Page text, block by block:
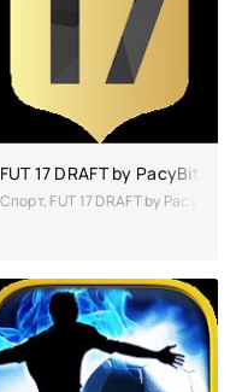
(Мод много денег)
футбола, в котором
FUT 17 DRAFT by PacyBits
Спорт, FUT 17 DRAFT by